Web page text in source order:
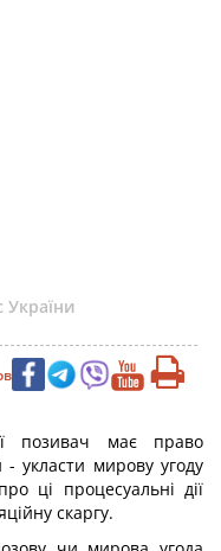
позивач має право
- укласти мирову угоду
ці процесуальні дії
скаргу.